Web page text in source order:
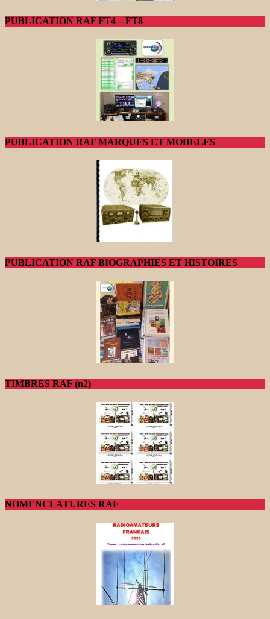
PUBLICATION RAF FT4 – FT8
PUBLICATION RAF MARQUES ET MODELES
PUBLICATION RAF BIOGRAPHIES ET HISTOIRES
TIMBRES RAF (n2)
NOMENCLATURES RAF